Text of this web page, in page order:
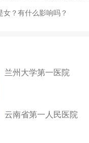
女？有什么影响吗？
兰州大学第一医院
云南省第一人民医院